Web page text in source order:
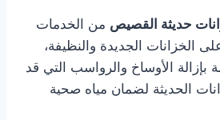
حديثة القصيص من الخدمات
الخزانات الجديدة والنظيفة،
الأوساخ والرواسب التي قد
الحديثة لضمان مياه صحية